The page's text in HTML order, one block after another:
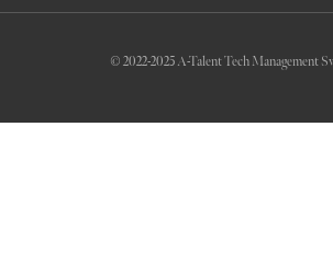
© 2022-2025 A-Talent Tech Management